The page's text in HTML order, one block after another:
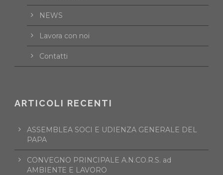
NEWS
Lavora con noi
Contatti
ARTICOLI RECENTI
ASSEMBLEA SOCI E UDIENZA GENERALE DEL
PAPA
CONVEGNO PRINCIPALE A.N.CO.R.S. ad
AMBIENTE E LAVORO